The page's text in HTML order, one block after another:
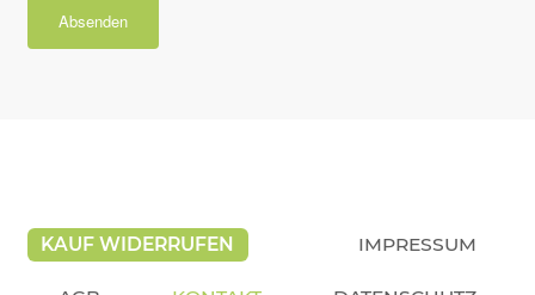
KAUF WIDERRUFEN IMPRESSUM